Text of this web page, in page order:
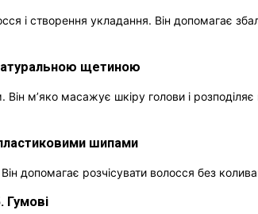
і створення укладання. Він допомагає
щетиною
м’яко масажує шкіру голови і розподіляє
шипами
допомагає розчісувати волосся без
Гумові